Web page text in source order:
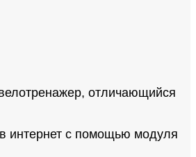
отличающийся
интернет с помощью модуля